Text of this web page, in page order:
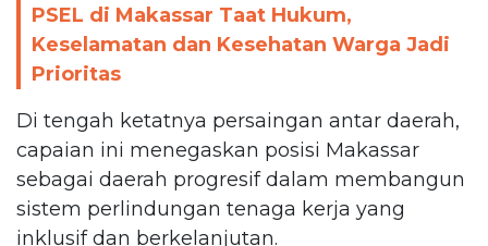
PSEL di Makassar Taat Hukum,
Keselamatan dan Kesehatan Warga Jadi
Prioritas
Di tengah ketatnya persaingan antar daerah,
capaian ini menegaskan posisi Makassar
sebagai daerah progresif dalam membangun
sistem perlindungan tenaga kerja yang
inklusif dan berkelanjutan.